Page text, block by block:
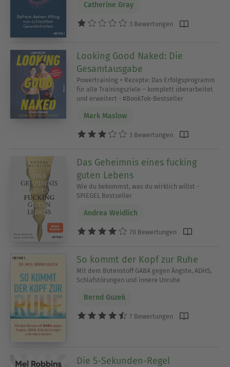
Catherine Gray
3 Bewertungen
Looking Good Naked: Die
Gesamtausgabe
Powertraining + Rezepte: Das Erfolgsprogramm
für alle Trainingsziele – komplett überarbeitet
und erweitert - #BookTok-Bestseller
Mark Maslow
3 Bewertungen
Das Geheimnis eines fucking
guten Lebens
Wie du bekommst, was du wirklich willst -
SPIEGEL Bestseller
Andrea Weidlich
70 Bewertungen
So kommt der Kopf zur Ruhe
Mit dem Botenstoff GABA gegen Ängste, ADHS,
Schlafstörungen und innere Unruhe
Bernd Guzek
7 Bewertungen
Die 5-Sekunden-Regel